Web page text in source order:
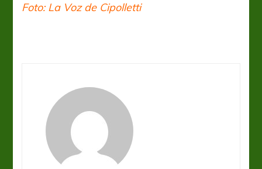
Foto: La Voz de Cipolletti